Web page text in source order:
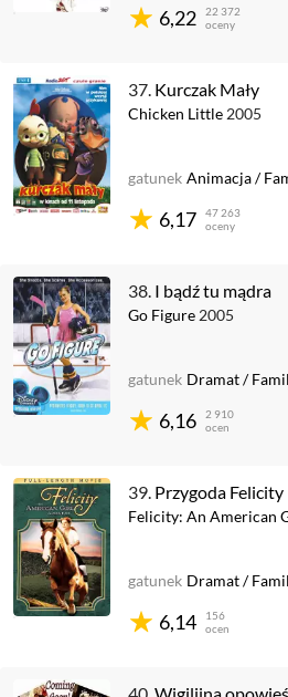
6,22
22 372
oceny
37. Kurczak Mały
Chicken Little 2005
6,17
47 263
oceny
gatunek Animacja/
38. I bądź tu mądra
Go Figure 2005
6,16
2 910
ocen
gatunek Dramat/
39. Przygoda Felicity
Felicity: An American
6,14
156
ocen
gatunek Dramat/